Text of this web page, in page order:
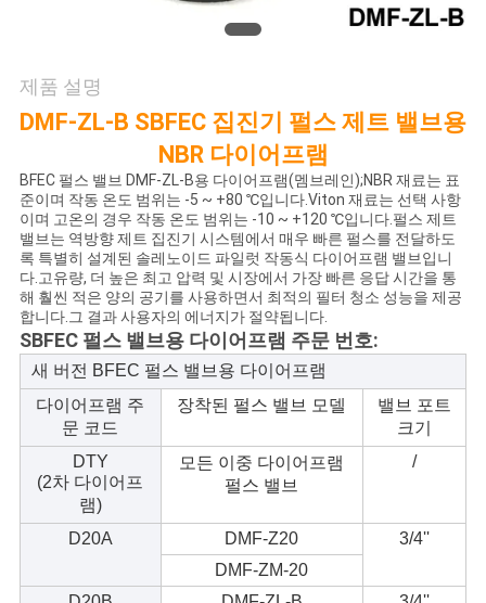
인
을
요
청
하
십
시
오
COMPANY
제품 설명
DMF-ZL-B SBFEC 집진기 펄스 제트 밸브용
NBR 다이어프램
BFEC 펄스 밸브 DMF-ZL-B용 다이어프램(멤브레인);NBR 재료는 표
준이며 작동 온도 범위는 -5 ~ +80 ℃입니다.Viton 재료는 선택 사항
이며 고온의 경우 작동 온도 범위는 -10 ~ +120 ℃입니다.펄스 제트
밸브는 역방향 제트 집진기 시스템에서 매우 빠른 펄스를 전달하도
록 특별히 설계된 솔레노이드 파일럿 작동식 다이어프램 밸브입니
다.고유량, 더 높은 최고 압력 및 시장에서 가장 빠른 응답 시간을 통
해 훨씬 적은 양의 공기를 사용하면서 최적의 필터 청소 성능을 제공
합니다.그 결과 사용자의 에너지가 절약됩니다.
SBFEC 펄스 밸브용 다이어프램 주문 번호:
새 버전 BFEC 펄스 밸브용 다이어프램
다이어프램 주
문 코드
장착된 펄스 밸브 모델
밸브 포트
크기
DTY
(2차 다이어프
램)
모든 이중 다이어프램
펄스 밸브
/
D20A DMF-Z20
3/4''
DMF-ZM-20